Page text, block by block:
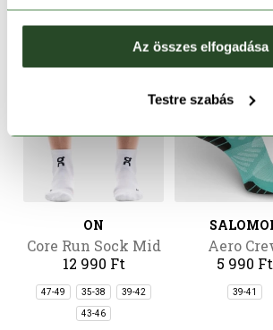
Az összes elfogadása
Testre szabás
ON
Core Run Sock Mid
2P
12 990 Ft
47-49 35-38 39-42
43-46
Aero
5 990 Ft
39-41